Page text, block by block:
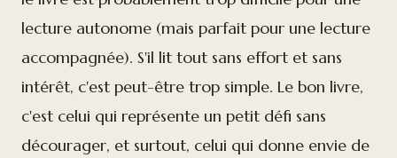
lecture autonome (mais parfait pour une lecture
accompagnée). S'il lit tout sans effort et sans
intérêt, c'est peut-être trop simple. Le bon livre,
c'est celui qui représente un petit défi sans
décourager, et surtout, celui qui donne envie de